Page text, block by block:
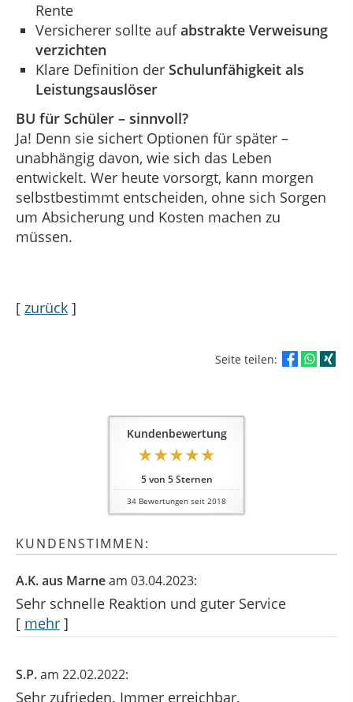
Rente
Versicherer sollte aufabstrakte Verweisung
verzichten
Klare Definition der Schulunfähigkeit als
Leistungsauslöser
BU für Schüler – sinnvoll?
Ja! Denn sie sichert Optionen für später –
unabhängig davon, wie sich das Leben
entwickelt. Wer heute vorsorgt, kann morgen
selbstbestimmt entscheiden, ohne sich Sorgen
um Absicherung und Kosten machen zu
müssen.
[ zurück ]
Seite teilen:
Kundenbewertung
5von 5Sternen
34 Bewertungen seit 2018
KUNDENSTIMMEN:
A.K. aus Marneam 03.04.2023:
Sehr schnelle Reaktion und guter Service
[ mehr ]
S.P.am 22.02.2022:
Sehr zufrieden. Immer erreichbar.